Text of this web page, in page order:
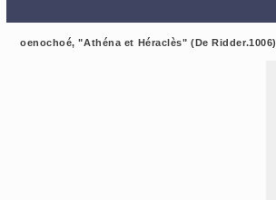
oenochoé, "Athéna et Héraclès" (De Ridder.1006)